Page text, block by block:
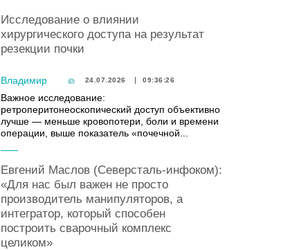
Исследование о влиянии
хирургического доступа на результат
резекции почки
Владимир 24.07.2026 09:36:26
Важное исследование:
ретроперитонеоскопический доступ объективно
лучше — меньше кровопотери, боли и времени
операции, выше показатель «почечной...
Евгений Маслов (Северсталь-инфоком):
«Для нас был важен не просто
производитель манипуляторов, а
интегратор, который способен
построить сварочный комплекс
целиком»